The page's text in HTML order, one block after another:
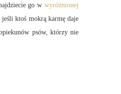
go wwyróżnionej
jeśli ktoś mokrą karmę daje
psów, którzy nie